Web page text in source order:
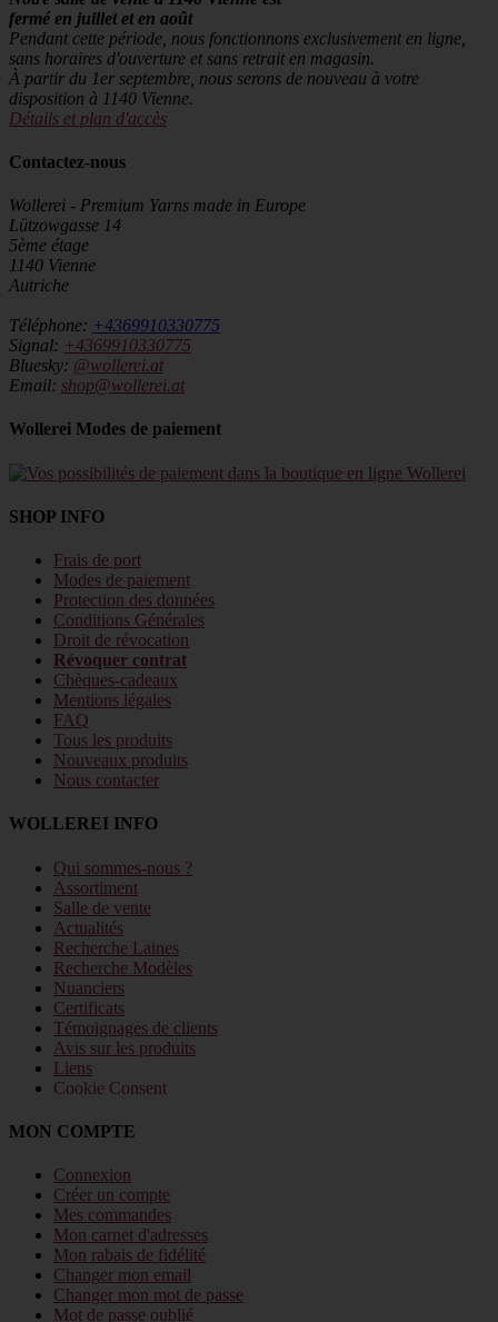
fermé en juillet et en août
Pendant cette période, nous fonctionnons exclusivement en ligne,
sans horaires d'ouverture et sans retrait en magasin.
À partir du 1er septembre, nous serons de nouveau à votre
disposition à 1140 Vienne.
Détails et plan d'accès
Contactez-nous
Wollerei - Premium Yarns made in Europe
Lützowgasse 14
5ème étage
1140 Vienne
Autriche
Téléphone: +4369910330775
Signal: +4369910330775
Bluesky: @wollerei.at
Email: shop@wollerei.at
Wollerei Modes de paiement
SHOP INFO
Frais de port
Modes de paiement
Protection des données
Conditions Générales
Droit de révocation
Révoquer contrat
Chèques-cadeaux
Mentions légales
FAQ
Tous les produits
Nouveaux produits
Nous contacter
WOLLEREI INFO
Qui sommes-nous ?
Assortiment
Salle de vente
Actualités
Recherche Laines
Recherche Modèles
Nuanciers
Certificats
Témoignages de clients
Avis sur les produits
Liens
Cookie Consent
MON COMPTE
Connexion
Créer un compte
Mes commandes
Mon carnet d'adresses
Mon rabais de fidélité
Changer mon email
Changer mon mot de passe
Mot de passe oublié